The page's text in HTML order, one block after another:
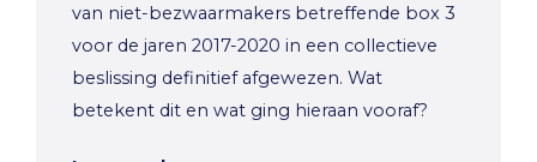
van niet-bezwaarmakers betreffende box 3
voor de jaren 2017-2020 in een collectieve
beslissing definitief afgewezen. Wat
betekent dit en wat ging hieraan vooraf?